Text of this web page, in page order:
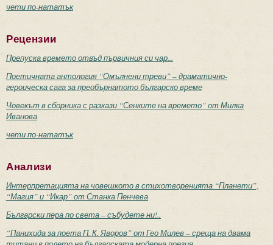
чети по-нататък
Рецензии
Препуска времето отвъд първичния си чар...
Поетичната антология “Омълнени треви” – драматично-
героическа сага за преобърнатото българско време
Човекът в сборника с разкази “Сенките на времето” от Милка
Иванова
чети по-нататък
Анализи
Интерпретацията на човешкото в стихотворенията “Планети”,
“Магия” и “Икар” от Станка Пенчева
Български пера по света – събудете ни!..
“Панихида за поета П. К. Яворов” от Гео Милев – среща на двама